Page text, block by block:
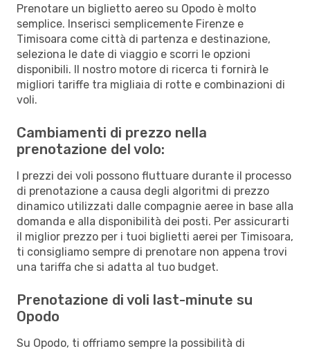
Prenotare un biglietto aereo su Opodo è molto
semplice. Inserisci semplicemente Firenze e
Timisoara come città di partenza e destinazione,
seleziona le date di viaggio e scorri le opzioni
disponibili. Il nostro motore di ricerca ti fornirà le
migliori tariffe tra migliaia di rotte e combinazioni di
voli.
Cambiamenti di prezzo nella
prenotazione del volo:
I prezzi dei voli possono fluttuare durante il processo
di prenotazione a causa degli algoritmi di prezzo
dinamico utilizzati dalle compagnie aeree in base alla
domanda e alla disponibilità dei posti. Per assicurarti
il miglior prezzo per i tuoi biglietti aerei per Timisoara,
ti consigliamo sempre di prenotare non appena trovi
una tariffa che si adatta al tuo budget.
Prenotazione di voli last-minute su
Opodo
Su Opodo, ti offriamo sempre la possibilità di